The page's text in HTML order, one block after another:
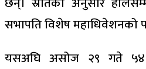
सभापति विशेष महाधिवेशनको
यसअघि असोज २९ गते ५४